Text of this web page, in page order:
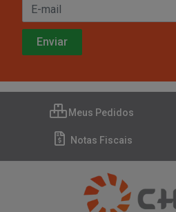
Meus Pedidos
Notas Fiscais